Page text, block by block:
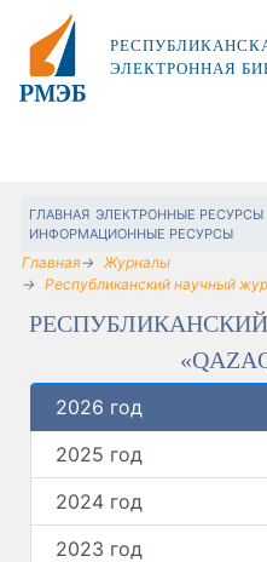
ЭЛЕКТРОННАЯ
ГЛАВНАЯ ЭЛЕКТРОННЫЕ РЕСУРСЫ
ИНФОРМАЦИОННЫЕ РЕСУРСЫ
Главная
Журналы
Республиканский научный
2026 год
2025 год
2024 год
2023 год